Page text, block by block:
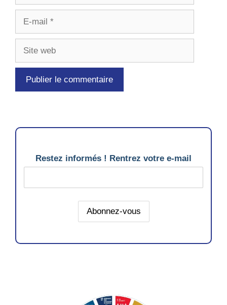
Restez informés ! Rentrez votre e-mail